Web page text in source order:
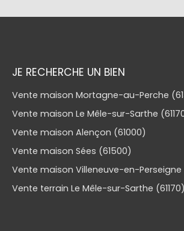
JE RECHERCHE UN BIEN
Vente maison Mortagne-au-Perche
Vente maison Le Mêle-sur-Sarthe
Vente maison Alençon (61000)
Vente maison Sées (61500)
Vente maison Villeneuve-en-Perseigne
Vente terrain Le Mêle-sur-Sarthe (61170)